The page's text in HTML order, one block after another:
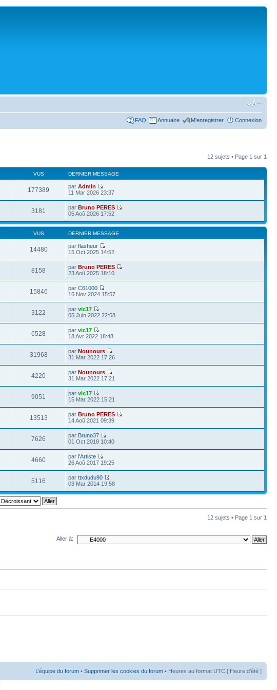
FAQ Annuaire M’enregistrer Connexion
12 sujets • Page 1 sur 1
VUS DERNIER MESSAGE
177389 parAdmin
11 Mar 2026 23:37
3181 parBruno PERES
05 Aoû 2026 17:52
VUS DERNIER MESSAGE
14480 parflasheur
15 Oct 2025 14:52
8158 parBruno PERES
23 Aoû 2025 18:10
15846 parC61000
16 Nov 2024 15:57
3122 parvic17
05 Juin 2022 22:58
6528 parvic17
18 Avr 2022 18:48
31968 parNounours
31 Mar 2022 17:26
4220 parNounours
31 Mar 2022 17:21
9051 parvic17
15 Mar 2022 15:21
13513 parBruno PERES
14 Aoû 2021 09:39
7626 par Bruno37
01 Oct 2018 10:40
4660 parl'Artiste
26 Aoû 2017 19:25
5116 parttxdudu90
03 Mar 2014 19:58
12 sujets • Page 1 sur 1
Aller à:
L’équipe du forum • Supprimer les cookies du forum • Heures au format UTC [ Heure d’été ]